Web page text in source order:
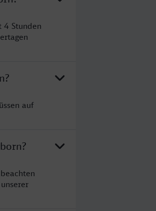
4 Stunden
auf